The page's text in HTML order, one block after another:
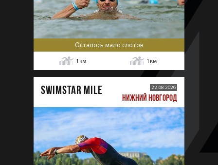
Осталось мало слотов
1 км 1 км
SWIMSTAR MILE 22.08.2026
НИЖНИЙ НОВГОРОД